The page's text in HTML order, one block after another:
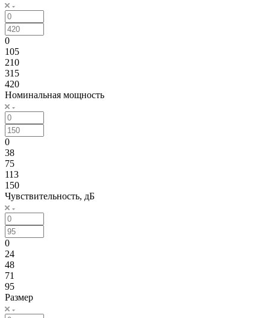
0
105
210
315
420
Номинальная мощность
0
38
75
113
150
Чувствительность, дБ
0
24
48
71
95
Размер